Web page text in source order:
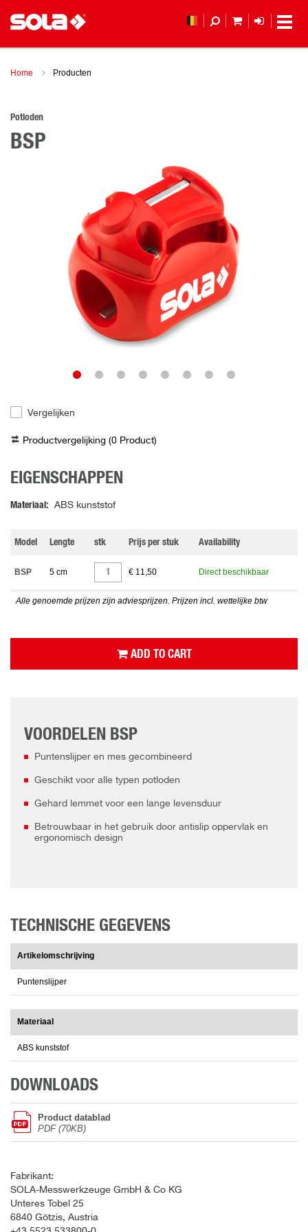
Home Producten
Potloden
BSP
Vergelijken
Productvergelijking (0 Product)
EIGENSCHAPPEN
Materiaal ABS kunststof
Model Lengte stk Prijs per stuk Availability
BSP 5 cm € 11,50 Direct beschikbaar
Alle genoemde prijzen zijn adviesprijzen. Prijzen incl. wettelijke btw
ADD TO CART
VOORDELEN BSP
Puntenslijper en mes gecombineerd
Geschikt voor alle typen potloden
Gehard lemmet voor een lange levensduur
Betrouwbaar in het gebruik door antislip oppervlak en
ergonomisch design
TECHNISCHE GEGEVENS
Artikelomschrijving
Puntenslijper
Materiaal
ABS kunststof
DOWNLOADS
Product datablad
PDF (70KB)
Fabrikant:
SOLA-Messwerkzeuge GmbH & Co KG
Unteres Tobel 25
6840 Götzis, Austria
MIJN LOGIN